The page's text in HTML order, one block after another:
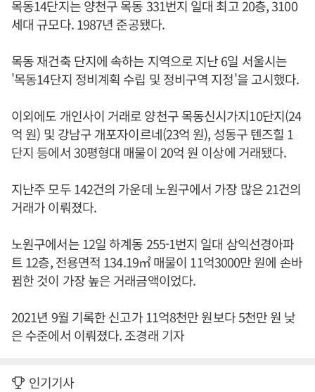
목동14단지는 양천구 목동 331번지 일대 최고 20층, 3100
세대 규모다. 1987년 준공됐다.
목동 재건축 단지에 속하는 지역으로 지난 6일 서울시는
'목동14단지 정비계획 수립 및 정비구역 지정'을 고시했다.
이외에도 개인사이 거래로 양천구 목동신시가지10단지(24
억 원) 및 강남구 개포자이르네(23억 원), 성동구 텐즈힐 1
단지 등에서 30평형대 매물이 20억 원 이상에 거래됐다.
지난주 모두 142건의 가운데 노원구에서 가장 많은 21건의
거래가 이뤄졌다.
노원구에서는 12일 하계동 255-1번지 일대 삼익선경아파
트 12층, 전용면적 134.19㎡ 매물이 11억3000만 원에 손바
뀜한 것이 가장 높은 거래금액이었다.
2021년 9월 기록한 신고가 11억8천만 원보다 5천만 원 낮
은 수준에서 이뤄졌다. 조경래 기자
인기기사